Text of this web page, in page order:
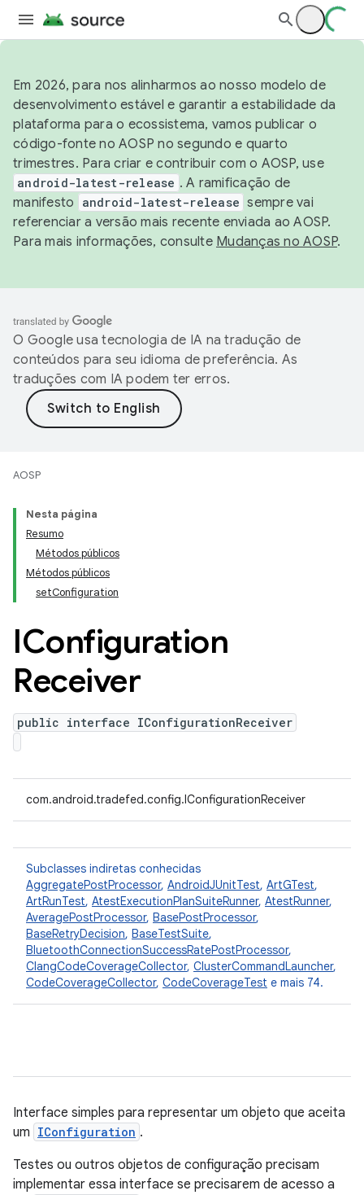
Em 2026, para nos alinharmos ao nosso modelo de
desenvolvimento estável e garantir a estabilidade da
plataforma para o ecossistema, vamos publicar o
código-fonte no AOSP no segundo e quarto
trimestres. Para criar e contribuir com o AOSP, use
android-latest-release . A ramificação de
manifesto
android-latest-release sempre vai
referenciar a versão mais recente enviada ao AOSP.
Para mais informações, consulte Mudanças no AOSP.
O Google usa tecnologia de IA na tradução de
conteúdos para seu idioma de preferência. As
traduções com IA podem ter erros.
AOSP
Nesta página
Resumo
Métodos públicos
Métodos públicos
setConfiguration
IConfiguration
Receiver
public interface IConfigurationReceiver
com.android.tradefed.config.IConfigurationReceiver
Subclasses indiretas conhecidas
AggregatePostProcessor, AndroidJUnitTest, ArtGTest,
ArtRunTest, AtestExecutionPlanSuiteRunner, AtestRunner,
AveragePostProcessor, BasePostProcessor,
BaseRetryDecision, BaseTestSuite,
BluetoothConnectionSuccessRatePostProcessor,
ClangCodeCoverageCollector, ClusterCommandLauncher,
CodeCoverageCollector, CodeCoverageTest e mais 74.
Interface simples para representar um objeto que aceita
um IConfiguration .
Testes ou outros objetos de configuração precisam
implementar essa interface se precisarem de acesso a